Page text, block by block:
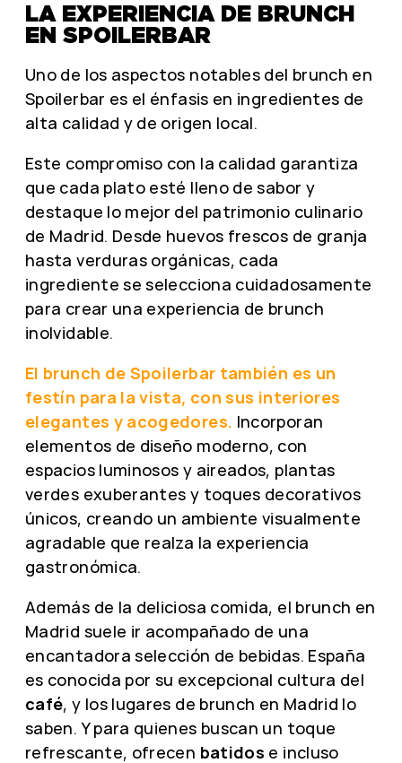
LA EXPERIENCIA DE BRUNCH
EN SPOILERBAR
Uno de los aspectos notables del brunch en
Spoilerbar es el énfasis en ingredientes de
alta calidad y de origen local.
Este compromiso con la calidad garantiza
que cada plato esté lleno de sabor y
destaque lo mejor del patrimonio culinario
de Madrid. Desde huevos frescos de granja
hasta verduras orgánicas, cada
ingrediente se selecciona cuidadosamente
para crear una experiencia de brunch
inolvidable.
El brunch de Spoilerbar también es un
festín para la vista, con sus interiores
elegantes y acogedores. Incorporan
elementos de diseño moderno, con
espacios luminosos y aireados, plantas
verdes exuberantes y toques decorativos
únicos, creando un ambiente visualmente
agradable que realza la experiencia
gastronómica.
Además de la deliciosa comida, el brunch en
Madrid suele ir acompañado de una
encantadora selección de bebidas. España
es conocida por su excepcional cultura del
café, y los lugares de brunch en Madrid lo
saben. Y para quienes buscan un toque
refrescante, ofrecen batidos e incluso